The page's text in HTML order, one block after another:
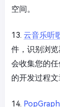
空间。
13. 云音乐听
件，识别浏
会收集您的任
的开发过程文
14. PopGraph